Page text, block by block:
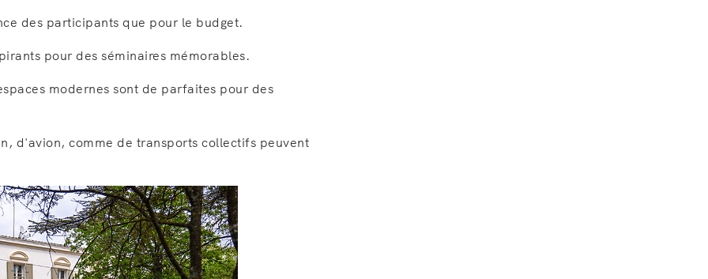
des participants que pour le budget.
pour des séminaires mémorables.
modernes sont de parfaites pour des
d'avion, comme de transports collectifs peuvent